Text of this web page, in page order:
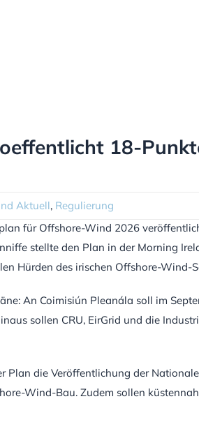
18-
Aktuell, Regulierung
für Offshore-Wind 2026
stellte den Plan in der Morning
Hürden des irischen Offshore-Wind-
An Coimisiún Pleanála soll im
sollen CRU, EirGrid und die
Plan die Veröffentlichung der
Wind-Bau. Zudem sollen